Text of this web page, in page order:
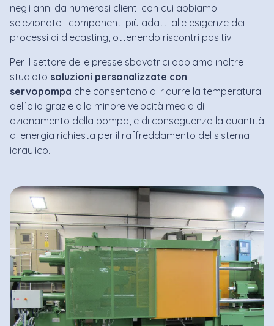
negli anni da numerosi clienti con cui abbiamo
selezionato i componenti più adatti alle esigenze dei
processi di diecasting, ottenendo riscontri positivi.
Per il settore delle presse sbavatrici abbiamo inoltre
studiato soluzioni personalizzate con
servopompa che consentono di ridurre la temperatura
dell’olio grazie alla minore velocità media di
azionamento della pompa, e di conseguenza la quantità
di energia richiesta per il raffreddamento del sistema
idraulico.